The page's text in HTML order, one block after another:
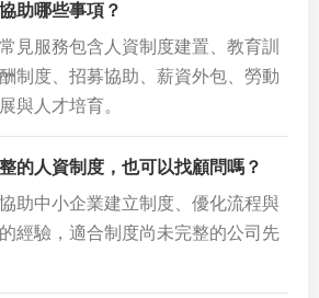
助哪些事項？
見服務包含人資制度建置、教育訓
制度、招募協助、薪資外包、勞動
與人才培育。
的人資制度，也可以找顧問嗎？
助中小企業建立制度、優化流程與
經驗，適合制度尚未完整的公司先